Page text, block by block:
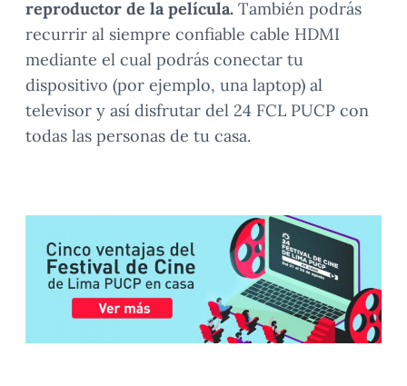
reproductor de la película. También podrás
recurrir al siempre confiable cable HDMI
mediante el cual podrás conectar tu
dispositivo (por ejemplo, una laptop) al
televisor y así disfrutar del 24 FCL PUCP con
todas las personas de tu casa.